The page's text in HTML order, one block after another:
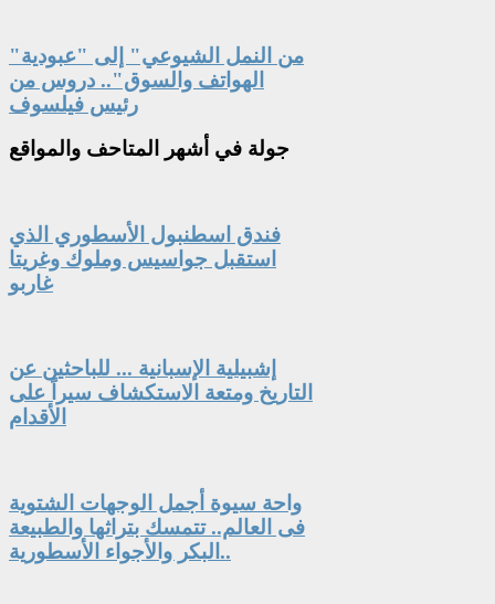
"من النمل الشيوعي" إلى "عبودية
الهواتف والسوق".. دروس من
رئيس فيلسوف
جولة في أشهر المتاحف والمواقع
فندق اسطنبول الأسطوري الذي
استقبل جواسيس وملوك وغريتا
غاربو
إشبيلية الإسبانية ... للباحثين عن
التاريخ ومتعة الاستكشاف سيراً على
الأقدام
واحة سيوة أجمل الوجهات الشتوية
فى العالم.. تتمسك بتراثها والطبيعة
البكر والأجواء الأسطورية..